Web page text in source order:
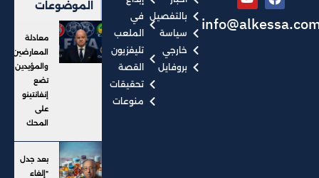
بالتفصيل
سياسة
خارجي
بروفايل
في
الملعب
تليفزيون
القصة
تحقيقات
منوعات
الموضوعات
معادلة
المعارضين
والمؤيدين
تضع
إنفانتينو
على
المحك
بعد جدل
"إلغاء